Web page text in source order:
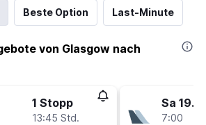
Beste Option Last-Minute
von Glasgow nach
1 Stopp
13:45 Std.
Sa 19.9.
7:00